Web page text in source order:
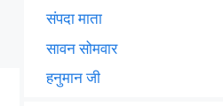
संपदा माता
सावन सोमवार
हनुमान जी